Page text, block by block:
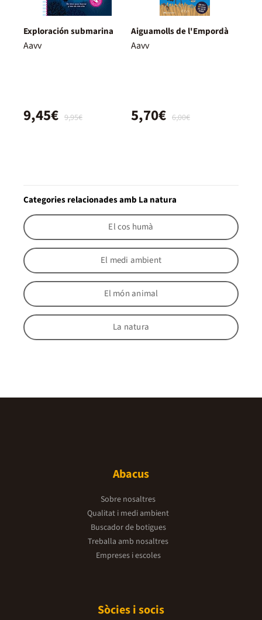
Exploración submarina
Aavv
9,95€
9,45€
Aiguamolls de l'Empordà
Aavv
6,00€
5,70€
Categories relacionades amb La natura
El cos humà
El medi ambient
El món animal
La natura
Abacus
Sobre nosaltres
Qualitat i medi ambient
Buscador de botigues
Treballa amb nosaltres
Empreses i escoles
Sòcies i socis